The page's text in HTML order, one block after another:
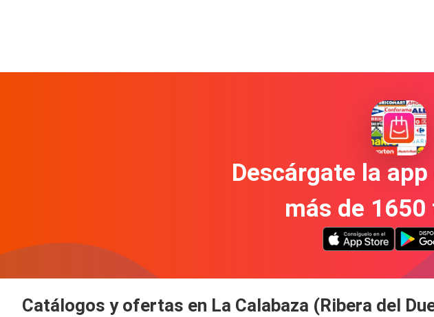
Descárgate la
más de
Catálogos y ofertas en La Calabaza (Ribera del